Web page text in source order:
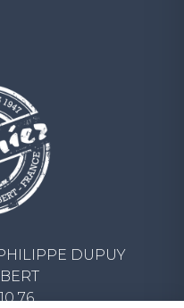
DUPUY
76